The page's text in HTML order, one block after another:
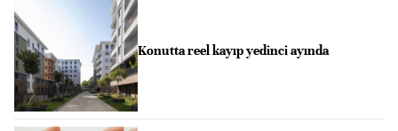
Konutta reel kayıp yedinci ayında